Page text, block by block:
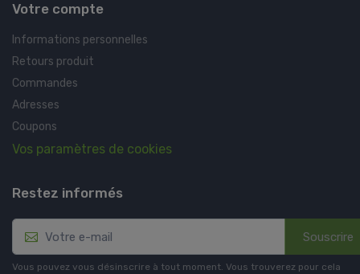
Votre compte
Informations personnelles
Retours produit
Commandes
Adresses
Coupons
Vos paramètres de cookies
Restez informés
Souscrire
Vous pouvez vous désinscrire à tout moment. Vous trouverez pour cela